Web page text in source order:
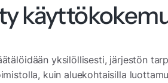
yksilöllisesti, järjestön
kuin aluekohtaisilla